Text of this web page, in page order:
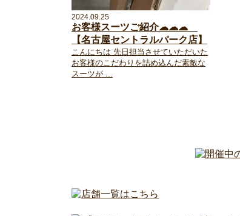
2024.09.25
お客様スーツご紹介☁☁☁
【名古屋セントラルパーク店】
こんにちは 先日担当させていただいた
お客様のこだわりを詰め込んだ素敵な
スーツが ...